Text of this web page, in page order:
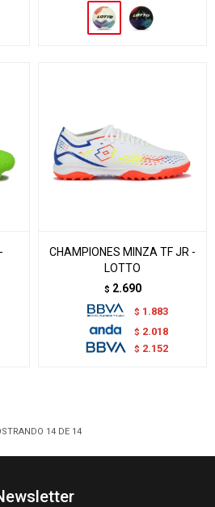
CHAMPIONES MINZA TF JR -
LOTTO
$ 2.690
$ 1.883
$ 2.018
$ 2.152
14DE 14